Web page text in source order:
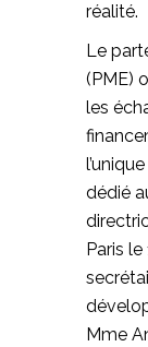
réalité.
Le
(PME)
les
dédié
Paris
Mme